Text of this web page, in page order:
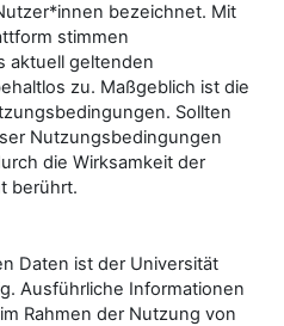
bezeichnet. Mit
stimmen
aktuell geltenden
zu. Maßgeblich ist die
Sollten
Nutzungsbedingungen
die Wirksamkeit der
berührt.
Daten ist der Universität
Ausführliche Informationen
Rahmen der Nutzung von